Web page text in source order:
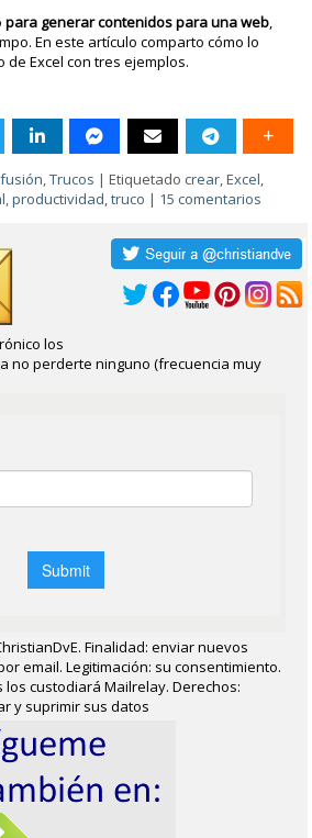
para generar contenidos para una web,
En este artículo comparto cómo lo
Excel con tres ejemplos.
,Trucos |Etiquetado crear,Excel,
,productividad,truco | 15 comentarios
los
no perderte ninguno (frecuencia muy
Finalidad: enviar nuevos
email. Legitimación: su consentimiento.
custodiará Mailrelay. Derechos:
y suprimir sus datos